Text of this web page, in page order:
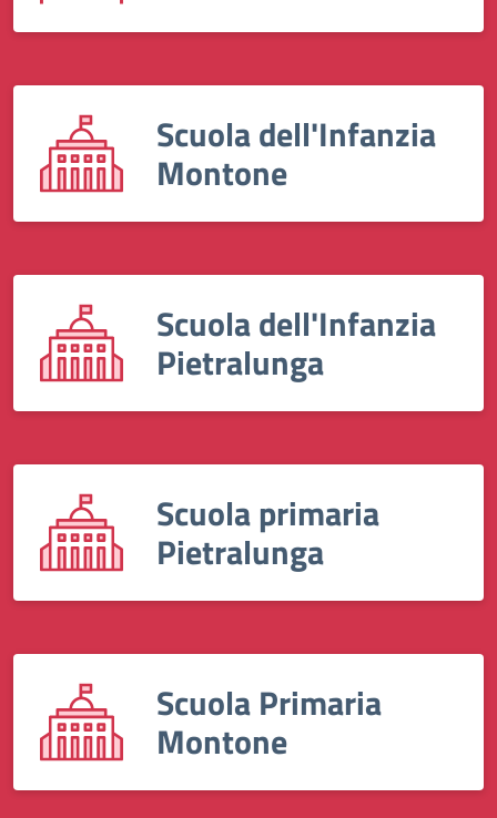
Scuola dell'Infanzia
Montone
Scuola dell'Infanzia
Pietralunga
Scuola primaria
Pietralunga
Scuola Primaria
Montone